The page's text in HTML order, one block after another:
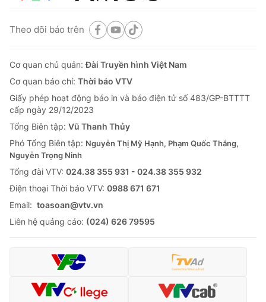
Theo dõi báo trên
Cơ quan chủ quản:Đài Truyền hình Việt Nam
Cơ quan báo chí: Thời báo VTV
Giấy phép hoạt động báo in và báo điện tử số 483/GP-BTTTT
cấp ngày 29/12/2023
Tổng Biên tập: Vũ Thanh Thủy
Phó Tổng Biên tập: Nguyễn Thị Mỹ Hạnh, Phạm Quốc Thắng,
Nguyễn Trọng Ninh
Tổng đài VTV: 024.38 355 931 - 024.38 355 932
Ðiện thoại Thời báo VTV: 0988 671 671
Email: toasoan@vtv.vn
Liên hệ quảng cáo: (024) 626 79595